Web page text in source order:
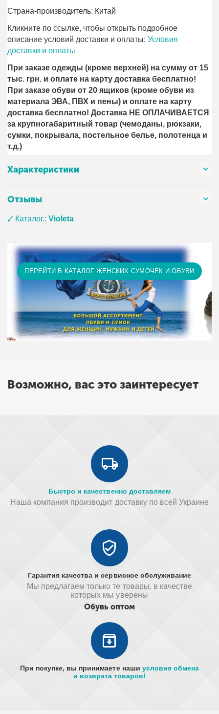
Страна-производитель: Китай
Кликните по ссылке, чтобы открыть подробное
описание условий доставки и оплаты:Условия
доставки и оплаты
При заказе одежды (кроме верхней) на сумму от 15
тыс. грн. и оплате на карту доставка бесплатно!
При заказе обуви от 20 ящиков (кроме обуви из
материала ЭВА, ПВХ и пены) и оплате на карту
доставка бесплатно! Доставка НЕ ОПЛАЧИВАЕТСЯ
за крупногабаритный товар (чемоданы, рюкзаки,
сумки, покрывала, постельное белье, полотенца и
т.д.)
Характеристики
Отзывы
🗸 Каталог.:Violeta
ПЕРЕЙТИ В КАТАЛОГ ЖЕНСКИХ СУМОЧЕК И ОБУВИ
Возможно, вас это заинтересует
Быстро и качественно доставляем
Наша компания производит доставку по всей Украине
Гарантия качества и сервисное обслуживание
Мы предлагаем только те товары, в качестве
которых мы уверены
Обувь оптом
При покупке, вы принимаете наши условия обмена
и возврата товаров!